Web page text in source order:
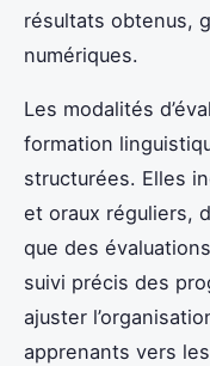
résultats obtenus,
numériques.
Les modalités
formation
structurées. Elles
et oraux réguliers,
que des
suivi précis des
ajuster
apprenants vers